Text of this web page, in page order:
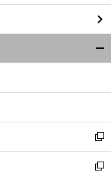
し
い
ウ
ィ
ン
ウ
開
く
新
し
い
新